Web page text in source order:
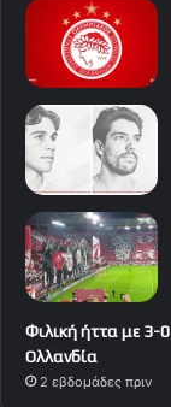
Φιλική ήττα με 3-
Ολλανδία
2 εβδομάδες πριν